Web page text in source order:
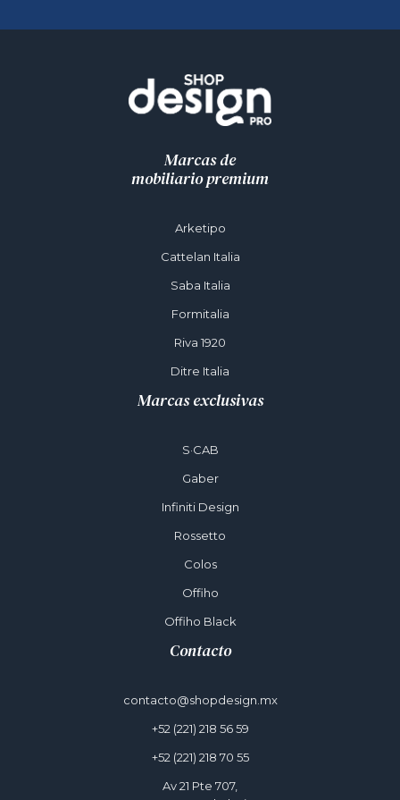
Marcas de
mobiliario premium
Arketipo
Cattelan Italia
Saba Italia
Formitalia
Riva 1920
Ditre Italia
Marcas exclusivas
S·CAB
Gaber
Infiniti Design
Rossetto
Colos
Offiho
Offiho Black
Contacto
contacto@shopdesign.mx
+52 (221) 218 56 59
+52 (221) 218 70 55
Av 21 Pte 707,